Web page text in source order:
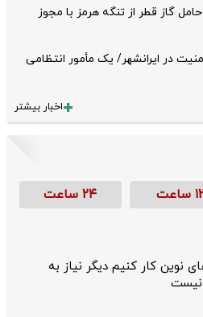
گاز قطر از تنگه هرمز با مجوز
در ایرانشهر/ یک مأمور انتظامی
اخبار بیشتر
۲۴ ساعت
نوین کار کنیم دیگر نیاز به
نیست